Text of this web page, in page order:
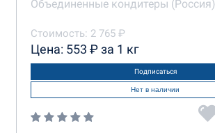
Объединенные кондитеры (Россия)
Стоимость: 2 765 ₽
Цена: 553 ₽ за 1 кг
Подписаться
Нет в наличии